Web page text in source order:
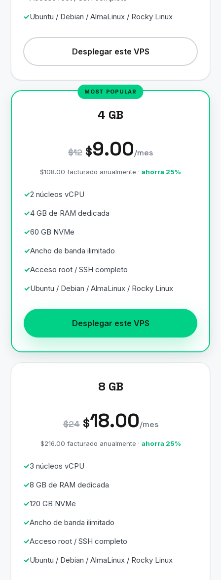
Ubuntu / Debian / AlmaLinux / Rocky Linux
Desplegar este VPS
4 GB
$12 $9.00/mes
$108.00 facturado anualmente · ahorra 25%
2 núcleos vCPU
4 GB de RAM dedicada
60 GB NVMe
Ancho de banda ilimitado
Acceso root / SSH completo
Ubuntu / Debian / AlmaLinux / Rocky Linux
Desplegar este VPS
8 GB
$24 $18.00/mes
$216.00 facturado anualmente · ahorra 25%
3 núcleos vCPU
8 GB de RAM dedicada
120 GB NVMe
Ancho de banda ilimitado
Acceso root / SSH completo
Ubuntu / Debian / AlmaLinux / Rocky Linux